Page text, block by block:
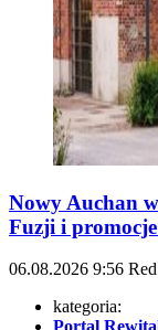
Nowy Auchan
Fuzji i
06.08.2026 9:56
kategoria: